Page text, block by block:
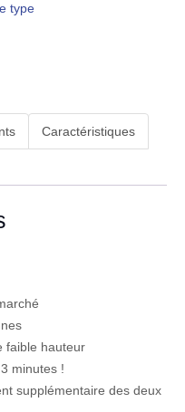
type
Caractéristiques
faible hauteur
minutes !
supplémentaire des deux